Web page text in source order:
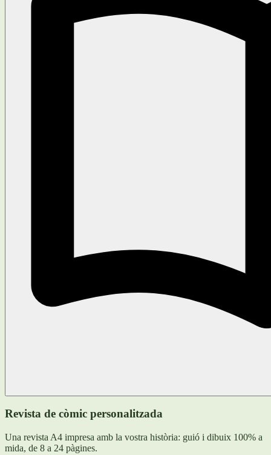
Revista de còmic personalitzada
Una revista A4 impresa amb la vostra història: guió i dibuix 100% a
mida, de 8 a 24 pàgines.